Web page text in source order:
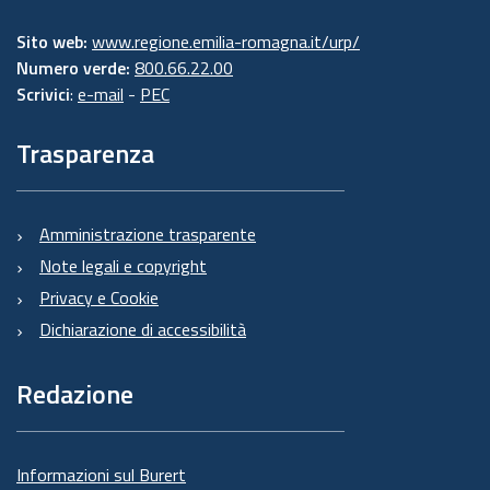
Sito web: www.regione.emilia-romagna.it/urp/
Numero verde: 800.66.22.00
Scrivici: e-mail - PEC
Trasparenza
Amministrazione trasparente
Note legali e copyright
Privacy e Cookie
Dichiarazione di accessibilità
Redazione
Informazioni sul Burert